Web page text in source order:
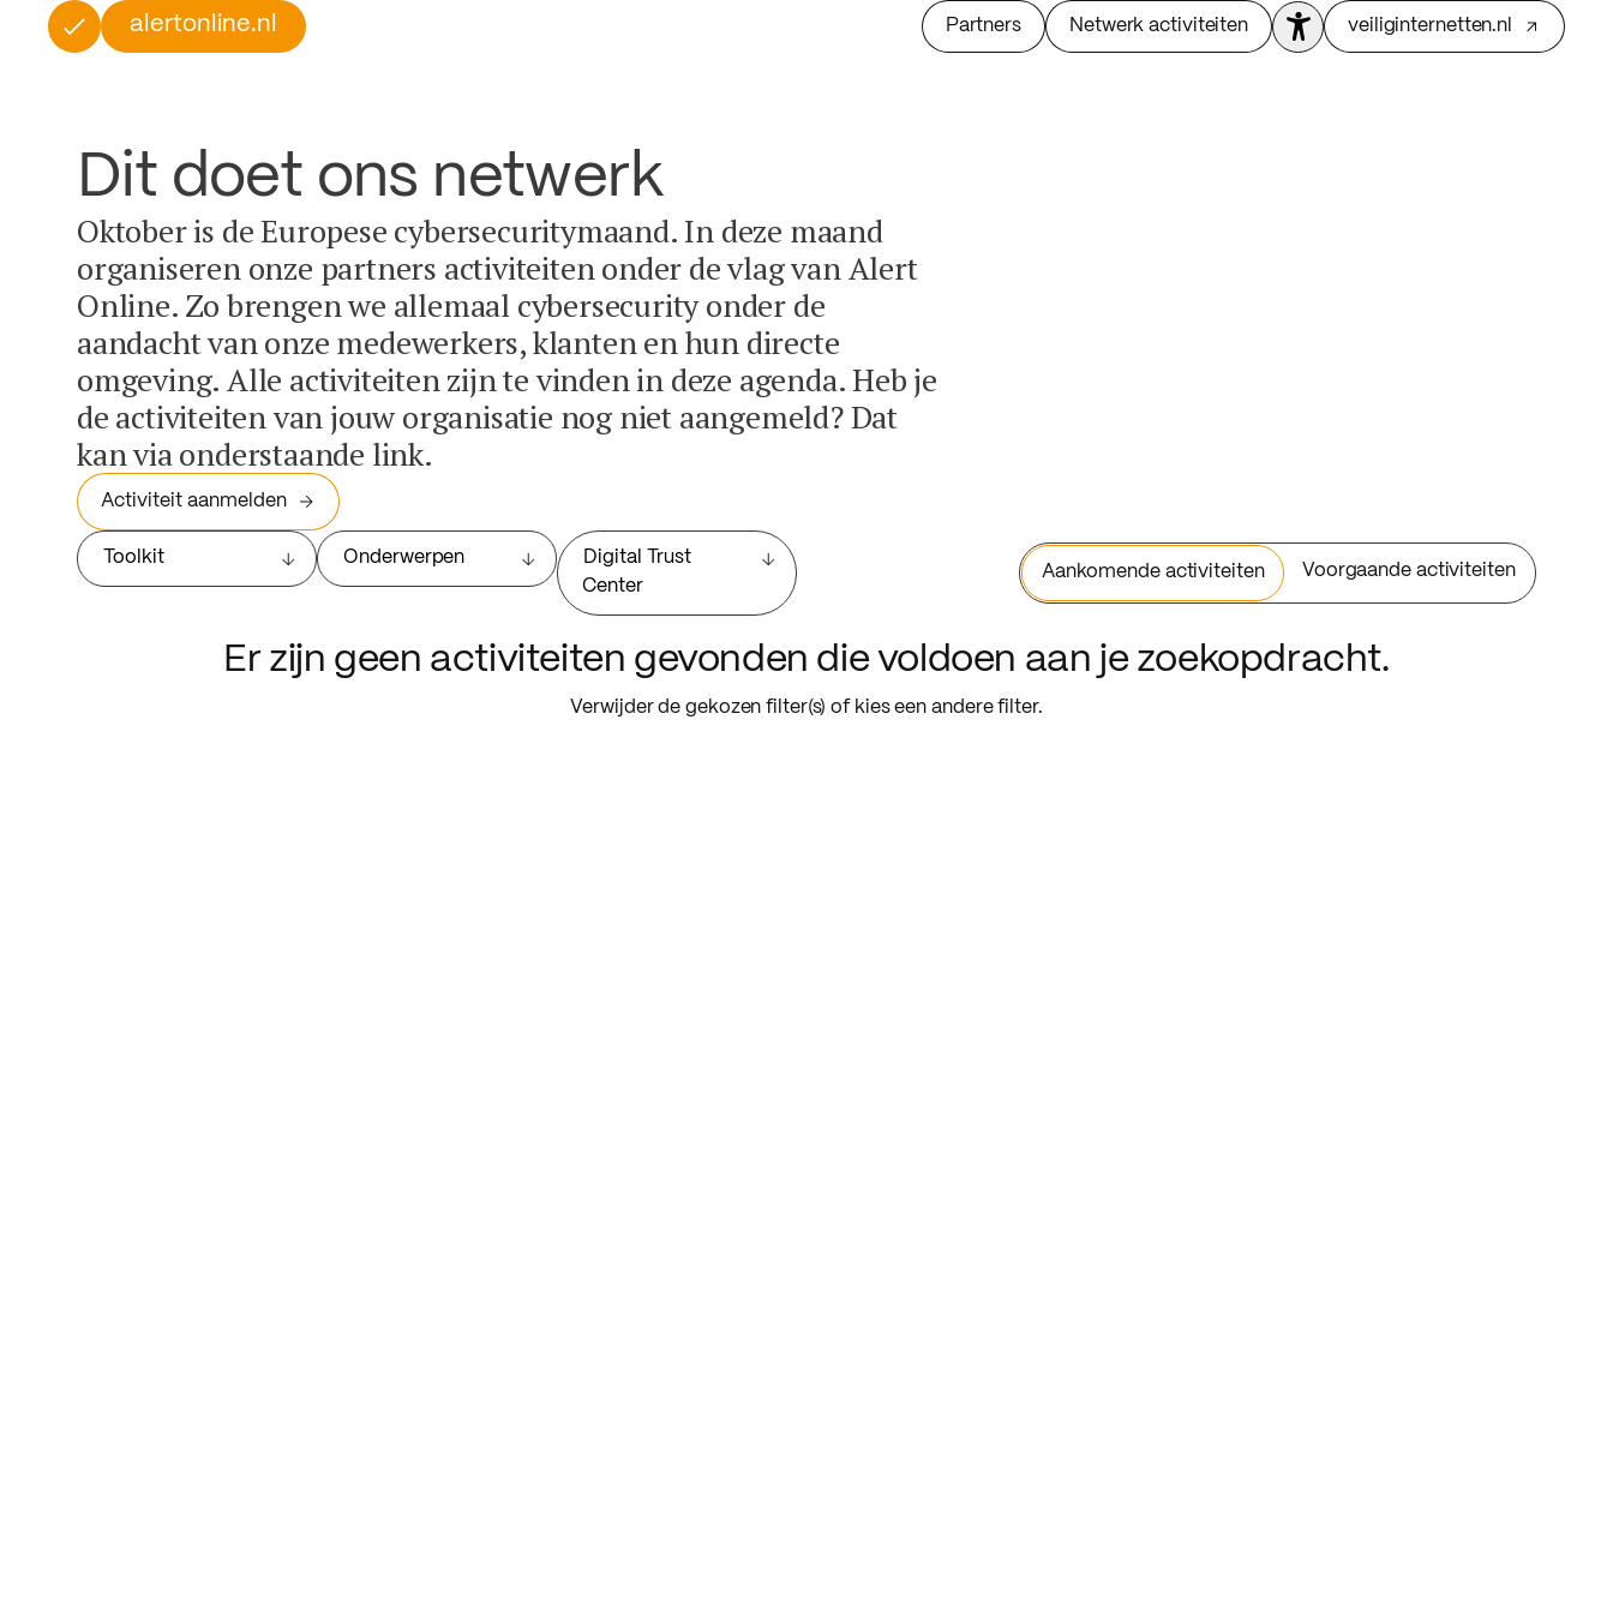
alertonline.nl Partners Netwerk activiteiten veiliginternetten.nl
Dit doet ons netwerk
Oktober is de Europese cybersecuritymaand. In deze maand
organiseren onze partners activiteiten onder de vlag van Alert
Online. Zo brengen we allemaal cybersecurity onder de
aandacht van onze medewerkers, klanten en hun directe
omgeving. Alle activiteiten zijn te vinden in deze agenda. Heb je
de activiteiten van jouw organisatie nog niet aangemeld? Dat
kan via onderstaande link.
Activiteit aanmelden
Toolkit Onderwerpen
Digital Trust
Center
Aankomende activiteiten Voorgaande activiteiten
Er zijn geen activiteiten gevonden die voldoen aan je zoekopdracht.
Verwijder de gekozen filter(s) of kies een andere filter.